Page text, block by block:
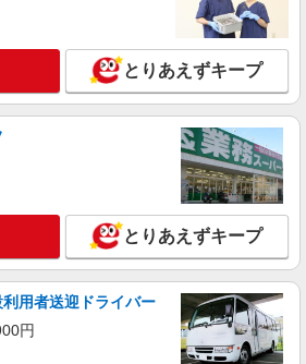
詳細を見る
CW 熊本支店/ms430101
タッフ
時給1550円 ◆前払い・日払い・週払いOK
詳細を見る
の家事がお仕事に！？少人数の福祉施設
とりあえずキープ
とりあえずキープ
用者送迎ドライバー
円